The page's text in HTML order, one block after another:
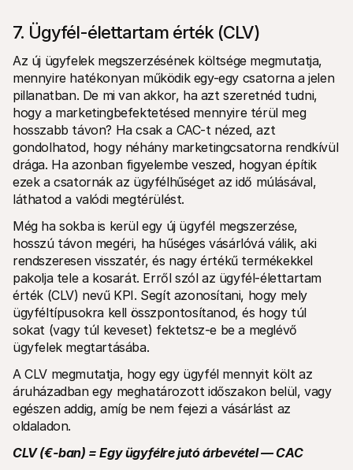
7. Ügyfél-élettartam érték (CLV)
Az új ügyfelek megszerzésének költsége megmutatja,
mennyire hatékonyan működik egy-egy csatorna a jelen
pillanatban. De mi van akkor, ha azt szeretnéd tudni,
hogy a marketingbefektetésed mennyire térül meg
hosszabb távon? Ha csak a CAC-t nézed, azt
gondolhatod, hogy néhány marketingcsatorna rendkívül
drága. Ha azonban figyelembe veszed, hogyan építik
ezek a csatornák az ügyfélhűséget az idő múlásával,
láthatod a valódi megtérülést.
Még ha sokba is kerül egy új ügyfél megszerzése,
hosszú távon megéri, ha hűséges vásárlóvá válik, aki
rendszeresen visszatér, és nagy értékű termékekkel
pakolja tele a kosarát. Erről szól az ügyfél-élettartam
érték (CLV) nevű KPI. Segít azonosítani, hogy mely
ügyféltípusokra kell összpontosítanod, és hogy túl
sokat (vagy túl keveset) fektetsz-e be a meglévő
ügyfelek megtartásába.
A CLV megmutatja, hogy egy ügyfél mennyit költ az
áruházadban egy meghatározott időszakon belül, vagy
egészen addig, amíg be nem fejezi a vásárlást az
oldaladon.
CLV (€-ban) = Egy ügyfélre jutó árbevétel — CAC